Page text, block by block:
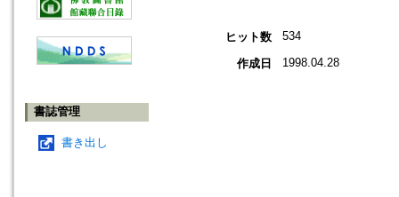
書誌管理
書き出し
ヒット数 534
作成日 1998.04.28